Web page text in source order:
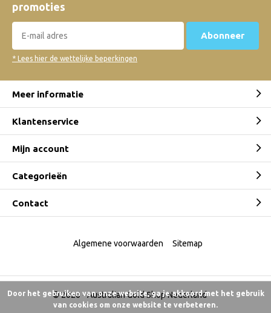
promoties
Abonneer
* Lees hier de wettelijke beperkingen
Meer informatie
Klantenservice
Mijn account
Categorieën
Contact
© 2026 -Australian Gold Shop Nederland
Algemene voorwaarden Sitemap
Door het gebruiken van onze website, ga je akkoord met het gebruik
van cookies om onze website te verbeteren.